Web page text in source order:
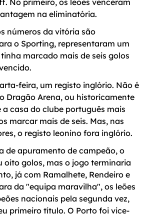
na eliminatória.
números da vitória são
o Sporting, representaram um
marcado mais de seis golos
feira, um registo inglório. Não é
Dragão Arena, ou historicamente
a casa do clube português mais
marcar mais de seis. Mas, nas
o registo leonino fora inglório.
de apuramento de campeão, o
oito golos, mas o jogo terminaria
já com Ramalhete, Rendeiro e
da "equipa maravilha", os leões
nacionais pela segunda vez,
primeiro título. O Porto foi vice-